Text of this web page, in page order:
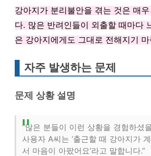
강아지가 분리불안을 겪는 것은 매
다. 많은 반려인들이 외출할 때마다
은 강아지에게도 그대로 전해지기
자주 발생하는 문제
문제 상황 설명
“많은 분들이 이런 상황을 경험하셨
사용자 A씨는 ‘출근할 때 강아지가
서 마음이 아팠어요’라고 말합니다.”